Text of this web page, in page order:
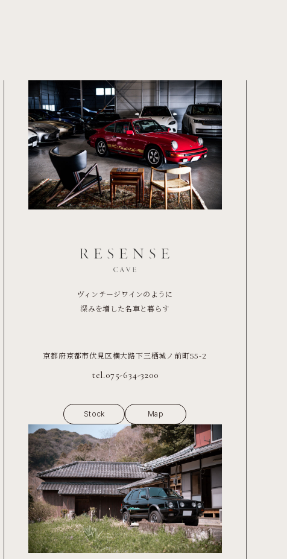
ヴィンテージワインのように
深みを増した名車と暮らす
京都府京都市伏見区横大路下三栖城ノ前町55-2
tel.075-634-3200
Stock Map